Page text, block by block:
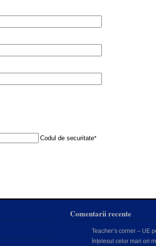
Codul de securitate*
Comentarii recente
Teacher’s corner – UE
înțelesul celor mari ori